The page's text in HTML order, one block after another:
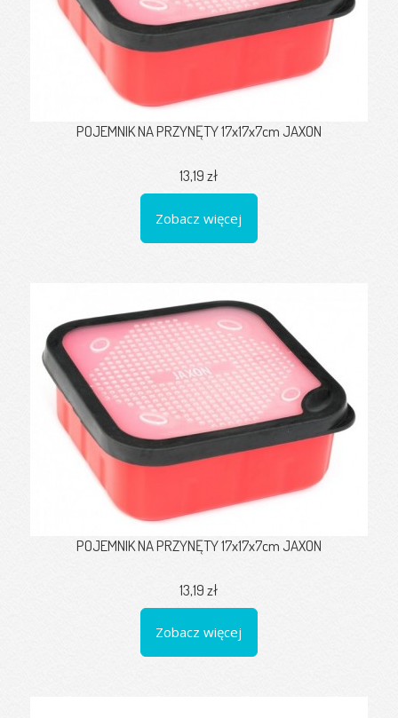
POJEMNIK NA PRZYNĘTY 17x17x7cm JAXON
13,19 zł
Zobacz więcej
POJEMNIK NA PRZYNĘTY 17x17x7cm JAXON
13,19 zł
Zobacz więcej